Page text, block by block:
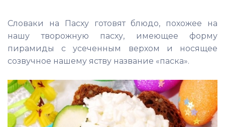
Словаки на Пасху готовят блюдо, похожее на
нашу творожную пасху, имеющее форму
пирамиды с усеченным верхом и носящее
созвучное нашему яству название «паска».